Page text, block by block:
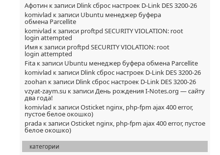
Афотин к записи Dlink сброс настроек D-Link DES 3200-26
komivlad к записи Ubuntu менеджер буфера
обмена Parcellite
komivlad к записи proftpd SECURITY VIOLATION: root
login attempted
Имя к записи proftpd SECURITY VIOLATION: root
login attempted
Fita к записи Ubuntu менеджер буфера обмена Parcellite
komivlad к записи Dlink сброс настроек D-Link DES 3200-26
zoohan к записи Dlink сброс настроек D-Link DES 3200-26
vzyat-zaym.su к записи День рождения I-Notes.org — сайту
два года!
komivlad к записиOsticket nginx, php-fpm ajax 400 error,
пустое белое окошко)
prada к записиOsticket nginx, php-fpm ajax 400 error, пустое
белое окошко)
категории